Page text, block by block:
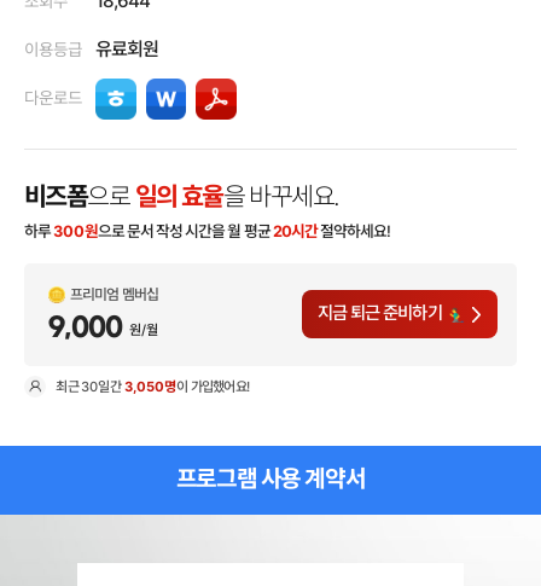
이용등급 유료회원
다운로드
비즈폼으로 일의 효율을 바꾸세요.
하루300원으로 문서 작성 시간을 월 평균20시간절약하세요!
프리미엄 멤버십
9,000 원/월
지금 퇴근 준비하기
최근30일간3,050명이 가입했어요!
프로그램 사용 계약서